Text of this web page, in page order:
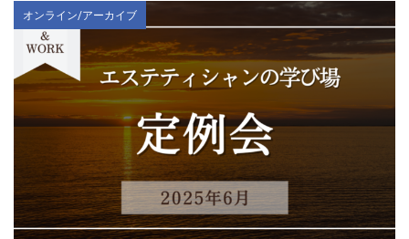
オンライン/アーカイブ